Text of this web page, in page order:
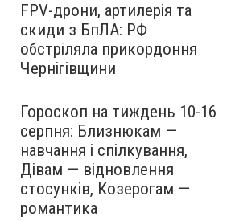
FPV-дрони, артилерія та
скиди з БпЛА: РФ
обстріляла прикордоння
Чернігівщини
Гороскоп на тиждень 10-16
серпня: Близнюкам —
навчання і спілкування,
Дівам — відновлення
стосунків, Козерогам —
романтика